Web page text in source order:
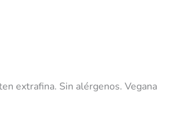
extrafina. Sin alérgenos. Vegana